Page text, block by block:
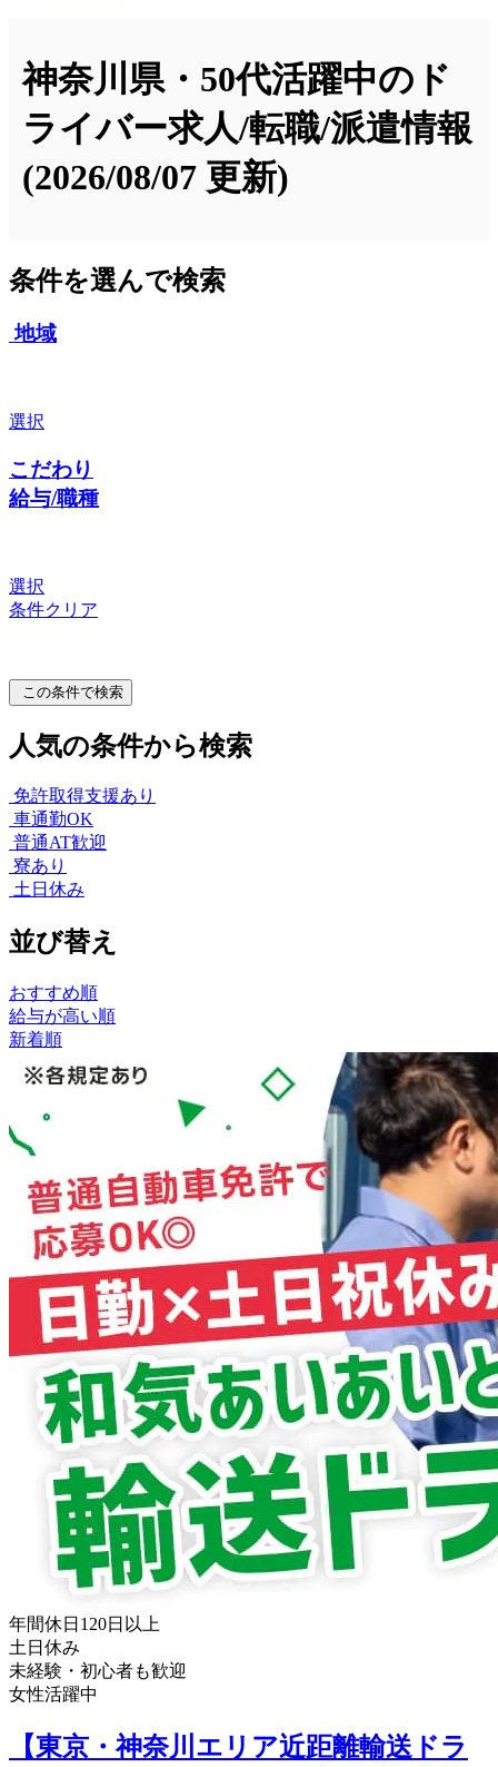
神奈川県・50代活躍中のド
ライバー求人/転職/派遣情報
(2026/08/07 更新)
条件を選んで検索
地域
選択
こだわり
給与/職種
選択
条件クリア
この条件で検索
人気の条件から検索
免許取得支援あり
車通勤OK
普通AT歓迎
寮あり
土日休み
並び替え
おすすめ順
給与が高い順
新着順
年間休日120日以上
土日休み
未経験・初心者も歓迎
女性活躍中
【東京・神奈川エリア近距離輸送ドラ